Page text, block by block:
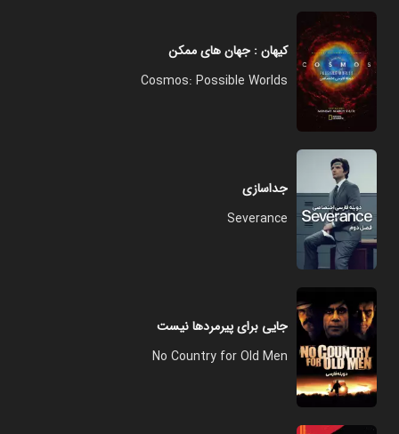
کیهان : جهان‌ های ممکن
Cosmos: Possible Worlds
جداسازی
Severance
جایی برای پیرمردها نیست
No Country for Old Men